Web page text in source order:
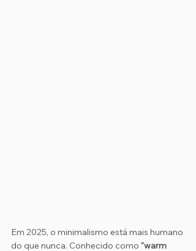
Em 2025, o minimalismo está mais humano
do que nunca. Conhecido como "warm